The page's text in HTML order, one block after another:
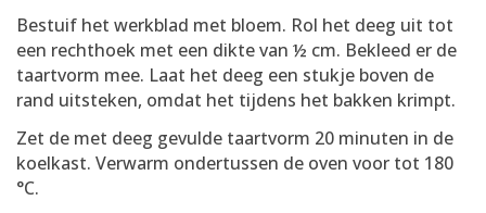
Bestuif het werkblad met bloem. Rol het deeg uit tot
een rechthoek met een dikte van ½ cm. Bekleed er de
taartvorm mee. Laat het deeg een stukje boven de
rand uitsteken, omdat het tijdens het bakken krimpt.
Zet de met deeg gevulde taartvorm 20 minuten in de
koelkast. Verwarm ondertussen de oven voor tot 180
°C.